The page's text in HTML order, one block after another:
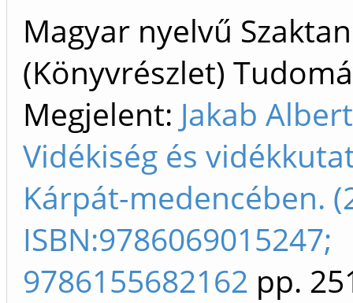
Magyar nyelvű
(Könyvrészlet)
Megjelent: Jakab
Vidékiség és
Kárpát-medencében.
ISBN:9786069015247;
9786155682162 pp.